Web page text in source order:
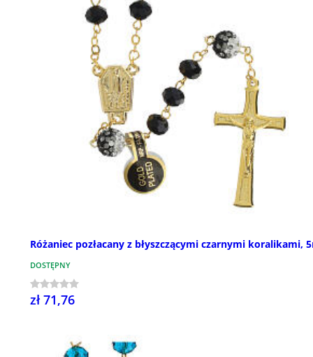
Różaniec pozłacany z błyszczącymi czarnymi koralikami,
DOSTĘPNY
zł 71,76